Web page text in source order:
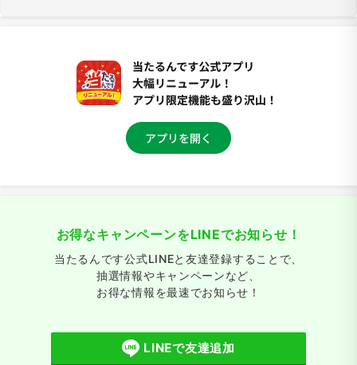
お得なキャンペーンをLINEでお知らせ！
当たるんです公式LINEと友達登録することで、
抽選情報やキャンペーンなど、
お得な情報を最速でお知らせ！
LINEで友達追加